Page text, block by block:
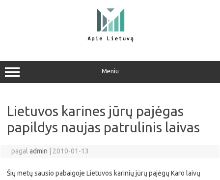
Meniu
Lietuvos karines jūrų pajėgas
papildys naujas patrulinis laivas
pagal admin 2010-01-13
Šių metų sausio pabaigoje Lietuvos karinių jūrų pajėgų Karo laivų